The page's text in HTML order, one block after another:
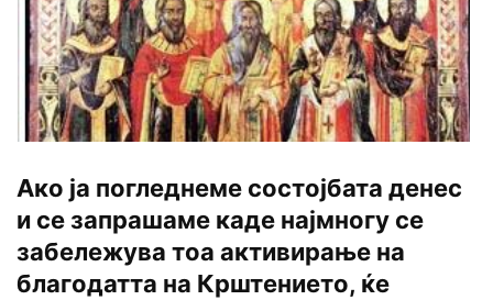
Ако ја погледнеме состојбата денес
и се запрашаме каде најмногу се
забележува тоа активирање на
благодатта на Крштението, ќе